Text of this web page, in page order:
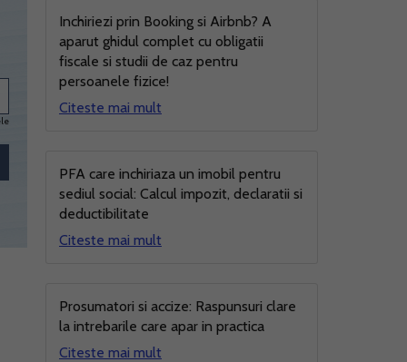
Inchiriezi prin Booking si Airbnb? A
aparut ghidul complet cu obligatii
fiscale si studii de caz pentru
persoanele fizice!
Citeste mai mult
PFA care inchiriaza un imobil pentru
sediul social: Calcul impozit, declaratii si
deductibilitate
Citeste mai mult
Prosumatori si accize: Raspunsuri clare
la intrebarile care apar in practica
Citeste mai mult